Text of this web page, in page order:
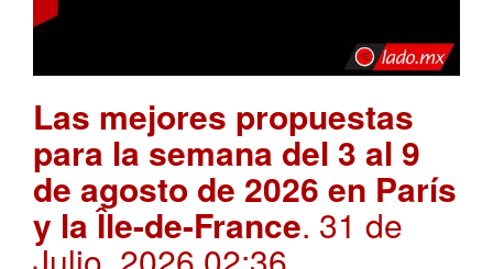
Las mejores propuestas
para la semana del 3 al 9
de agosto de 2026 en París
y la Île-de-France. 31 de